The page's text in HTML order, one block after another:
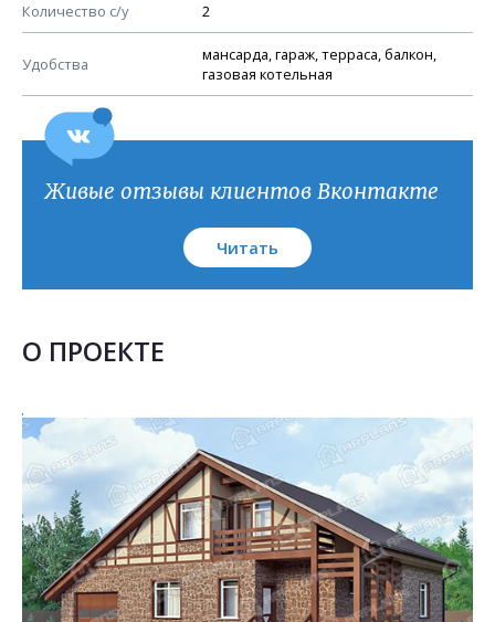
Количество с/у 2
Удобства
мансарда, гараж, терраса, балкон,
газовая котельная
План кровли
Живые отзывы клиентов Вконтакте
Читать
О ПРОЕКТЕ